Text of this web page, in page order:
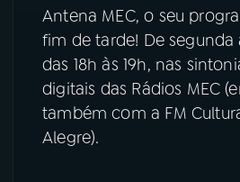
Antena MEC, o seu
fim de tarde! De segunda
das 18h às 19h, nas
digitais das Rádios MEC
também com a FM
Alegre).